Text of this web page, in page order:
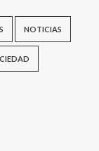
NOTICIAS